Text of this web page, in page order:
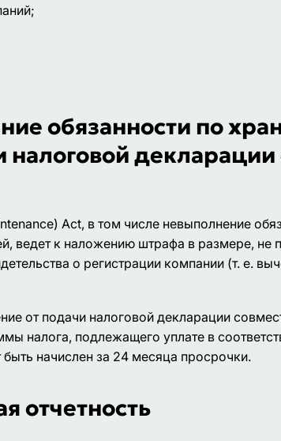
обязанности по
налоговой декларации
Act, в том числе невыполнение
ведет к наложению штрафа в размере,
о регистрации компании (т. е.
от подачи налоговой декларации
налога, подлежащего уплате в
начислен за 24 месяца просрочки.
отчетность